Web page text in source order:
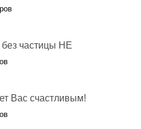
без частицы НЕ
Вас счастливым!